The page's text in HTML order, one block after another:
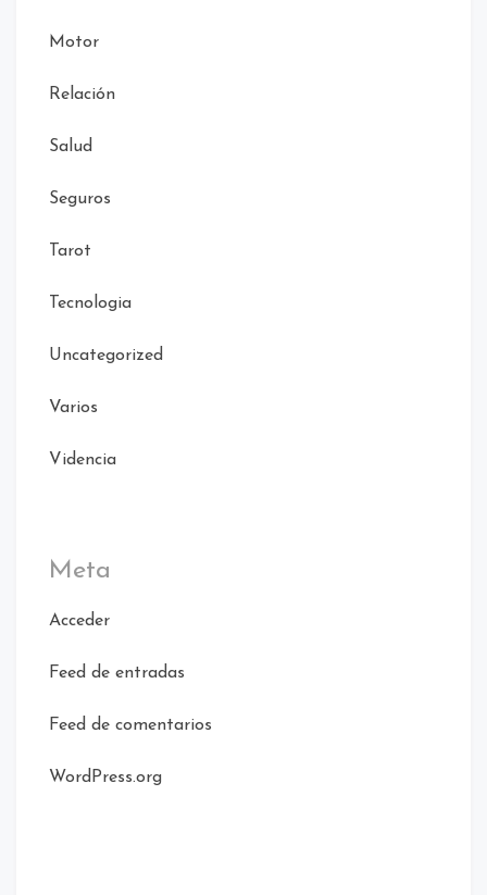
Motor
Relación
Salud
Seguros
Tarot
Tecnologia
Uncategorized
Varios
Videncia
Meta
Acceder
Feed de entradas
Feed de comentarios
WordPress.org